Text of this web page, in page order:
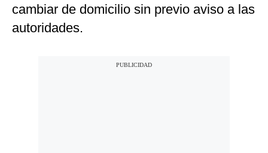
cambiar de domicilio sin previo aviso a las
autoridades.